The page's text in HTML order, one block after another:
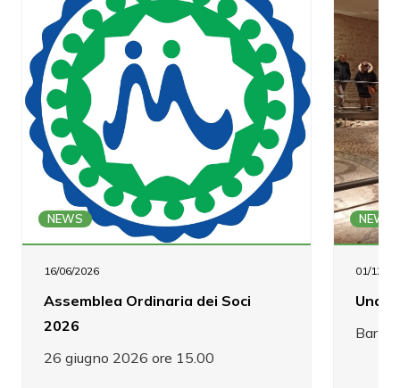
NEWS
16/06/2026
Assemblea Ordinaria dei Soci
2026
26 giugno 2026 ore 15.00
NEWS
01/12/
Una
Bari e